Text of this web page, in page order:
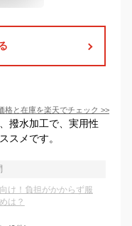
格と在庫を楽天でチェック >>
撥水加工で、実用性
スメです。
け！負担がかからず服
は？